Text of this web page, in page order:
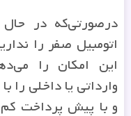
درصورتی‌که در حال
اتومبیل صفر را
این امکان را
وارداتی یا داخلی را
و با پیش پرداخت